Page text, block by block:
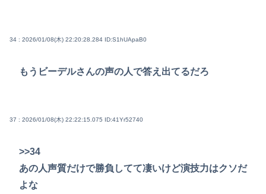
34 : 2026/01/08(木) 22:20:28.284 ID:S1hUApaB0
もうビーデルさんの声の人で答え出てるだろ
37 : 2026/01/08(木) 22:22:15.075 ID:41Yr52740
>>34
あの人声質だけで勝負してて凄いけど演技力はクソだ
よな